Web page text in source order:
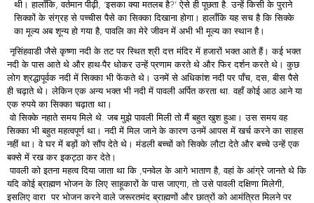
थी। हालाँकि, वर्तमान पीढ़ी, ‘इसका क्या मतलब है?’ ऐसे ही पूछता है. उन्हें किसी के पुराने
सिक्कों के संग्रह से पच्चीस पैसे का सिक्का दिखाना होगा। हालाँकि यह सच है कि सिक्के
का मूल्य अब शून्य हो गया है, पावलि का मेरे जीवन में अभी भी मूल्य का स्थान है।
नृसिंहवाडी जैसे कृष्णा नदी के तट पर स्थित श्री दत्त मंदिर में हजारों भक्त आते हैं। कई भक्त
नदी के पास आते थे और हाथ-पैर धोकर उन्हें प्रणाम करते थे और फिर दर्शन करते थे। कुछ
लोग श्रद्धापूर्वक नदी में सिक्का भी फेंकते थे। उनमें से अधिकांश नदी पर पाँच, दस, बीस पैसे
ही चढ़ाते थे। लेकिन एक अन्य भक्त भी नदी में पावली अर्पित करता था. वहाँ कोई आठ आने या
एक रुपये का सिक्का चढ़ाता था।
वो सिक्के नहाते समय मिले थे. जब मुझे पावली मिली तो मैं बहुत खुश हुआ। उस समय वह
सिक्का भी बहुत महत्वपूर्ण था। नदी में मिल जाने के कारण उनमें आपस में खर्च करने का साहस
नहीं था। वे घर में बड़ों को सौंप देते थे। मंडली बच्चों को सिक्के लौटा देते और बच्चे उन्हें एक
बक्से में रख कर इकट्ठा कर देते।
पावली को इतना महत्व दिया जाता था कि ,पनवेल के आगे भाताण है, वहां के आंग्रे जानते थे कि
यदि कोई ब्राह्मण भोजन के लिए साहूकारों के पास जाएगा, तो उसे पावली दक्षिणा मिलेगी,
इसलिए वारा पर भोजन करने वाले जरूरतमंद ब्राह्मणों और छात्रों को आमंत्रित मिलने पर